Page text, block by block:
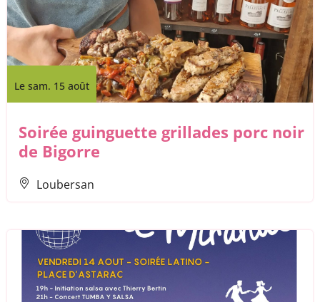
Le sam. 15 août
Soirée guinguette grillades porc noir
de Bigorre
Loubersan